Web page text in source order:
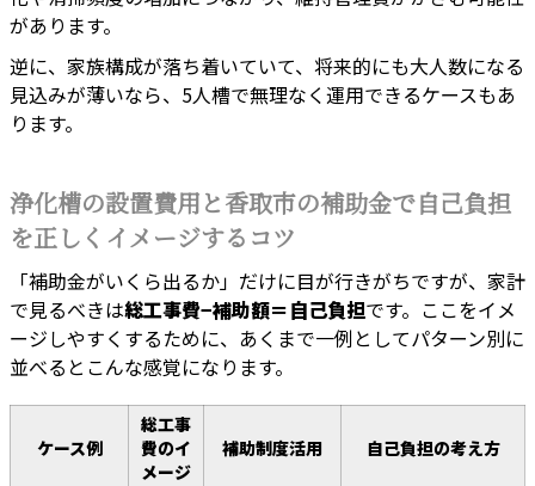
があります。
逆に、家族構成が落ち着いていて、将来的にも大人数になる
見込みが薄いなら、5人槽で無理なく運用できるケースもあ
ります。
浄化槽の設置費用と香取市の補助金で自己負担
を正しくイメージするコツ
「補助金がいくら出るか」だけに目が行きがちですが、家計
で見るべきは総工事費−補助額＝自己負担です。ここをイメ
ージしやすくするために、あくまで一例としてパターン別に
並べるとこんな感覚になります。
ケース例
総工事
費のイ
メージ
補助制度活用 自己負担の考え方